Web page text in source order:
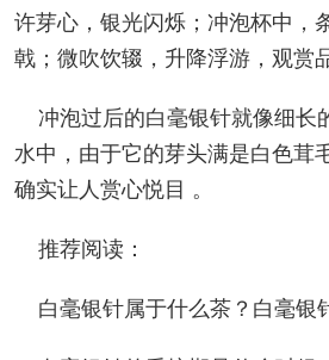
许芽心，银光闪烁；冲泡杯中，
戟；微吹饮辍，升降浮游，观赏
冲泡过后的白毫银针就像细长
水中，由于它的芽头满是白色茸
确实让人赏心悦目 。
推荐阅读：
白毫银针属于什么茶？白毫银